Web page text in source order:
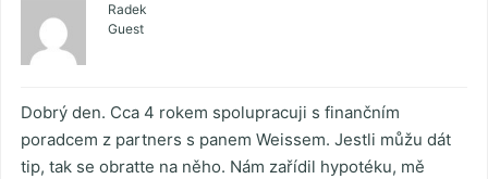
Radek
Guest
Dobrý den. Cca 4 rokem spolupracuji s finančním
poradcem z partners s panem Weissem. Jestli můžu dát
tip, tak se obratte na něho. Nám zařídil hypotéku, mě